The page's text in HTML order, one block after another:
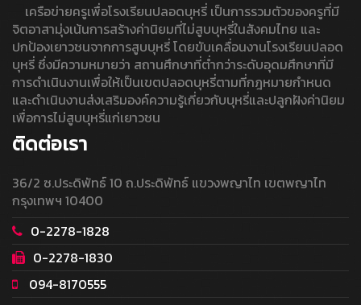
เครือข่ายครูเพื่อโรงเรียนปลอดบุหรี่ เป็นการรวมตัวของครูที่มี
จิตอาสามุ่งเน้นการสร้างค่านิยมที่ไม่สูบบุหรี่ในสังคมไทย และ
ปกป้องเยาวชนจากการสูบบุหรี่ โดยขับเคลื่อนงานโรงเรียนปลอด
บุหรี่ ซึ่งมีความหมายว่า สถานศึกษาที่ต่ำกว่าระดับอุดมศึกษาที่มี
การดำเนินงานเพื่อให้เป็นเขตปลอดบุหรี่ตามที่กฎหมายกำหนด
และดำเนินงานส่งเสริมองค์ความรู้เกี่ยวกับบุหรี่และปลูกฝังค่านิยม
เพื่อการไม่สูบบุหรี่แก่เยาวชน
ติดต่อเรา
36/2 ซ.ประดิพัทธ์ 10 ถ.ประดิพัทธ์ แขวงพญาไท เขตพญาไท
กรุงเทพฯ 10400
0-2278-1828
0-2278-1830
094-8170555